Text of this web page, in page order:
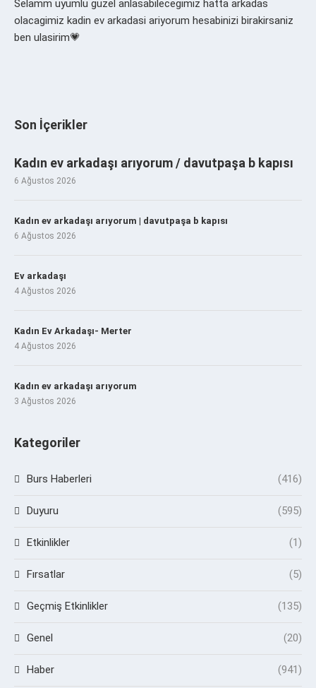
Selamm uyumlu guzel anlasabilecegimiz hatta arkadas
olacagimiz kadin ev arkadasi ariyorum hesabinizi birakirsaniz
ben ulasirim💗
Son İçerikler
Kadın ev arkadaşı arıyorum / davutpaşa b kapısı
6 Ağustos 2026
Kadın ev arkadaşı arıyorum | davutpaşa b kapısı
6 Ağustos 2026
Ev arkadaşı
4 Ağustos 2026
Kadın Ev Arkadaşı- Merter
4 Ağustos 2026
Kadın ev arkadaşı arıyorum
3 Ağustos 2026
Kategoriler
Burs Haberleri (416)
Duyuru (595)
Etkinlikler (1)
Fırsatlar (5)
Geçmiş Etkinlikler (135)
Genel (20)
Haber (941)